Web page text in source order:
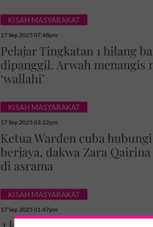
KISAH MASYARAKAT
17 Sep 2025 07:48pm
Pelajar Tingkatan 1 hilang
dipanggil. Arwah menangis
‘wallahi’
KISAH MASYARAKAT
17 Sep 2025 03:22pm
Ketua Warden cuba
berjaya, dakwa Zara
di asrama
KISAH MASYARAKAT
17 Sep 2025 01:47pm